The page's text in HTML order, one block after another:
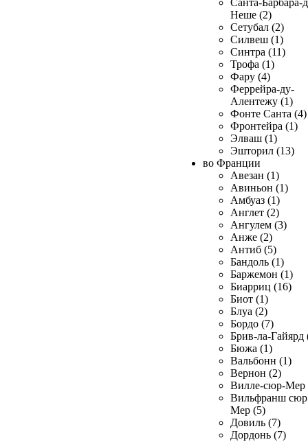
Санта-Барбара-
Неше (2)
Сетубал (2)
Силвеш (1)
Синтра (11)
Трофа (1)
Фару (4)
Феррейра-ду-
Алентежу (1)
Фонте Санта (4)
Фронтейра (1)
Элваш (1)
Эшторил (13)
во Франции
Авезан (1)
Авиньон (1)
Амбуаз (1)
Англет (2)
Ангулем (3)
Анже (2)
Антиб (5)
Бандоль (1)
Баржемон (1)
Биарриц (16)
Биот (1)
Блуа (2)
Бордо (7)
Брив-ла-Гайярд
Бюжа (1)
Вальбонн (1)
Вернон (2)
Вилле-сюр-Мер
Вильфранш сюр
Мер (5)
Довиль (7)
Дордонь (7)